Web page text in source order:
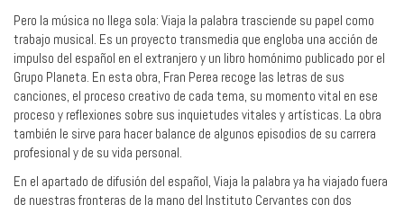
Pero la música no llega sola: Viaja la palabra trasciende su papel como
trabajo musical. Es un proyecto transmedia que engloba una acción de
impulso del español en el extranjero y un libro homónimo publicado por el
Grupo Planeta. En esta obra, Fran Perea recoge las letras de sus
canciones, el proceso creativo de cada tema, su momento vital en ese
proceso y reflexiones sobre sus inquietudes vitales y artísticas. La obra
también le sirve para hacer balance de algunos episodios de su carrera
profesional y de su vida personal.
En el apartado de difusión del español, Viaja la palabra ya ha viajado fuera
de nuestras fronteras de la mano del Instituto Cervantes con dos